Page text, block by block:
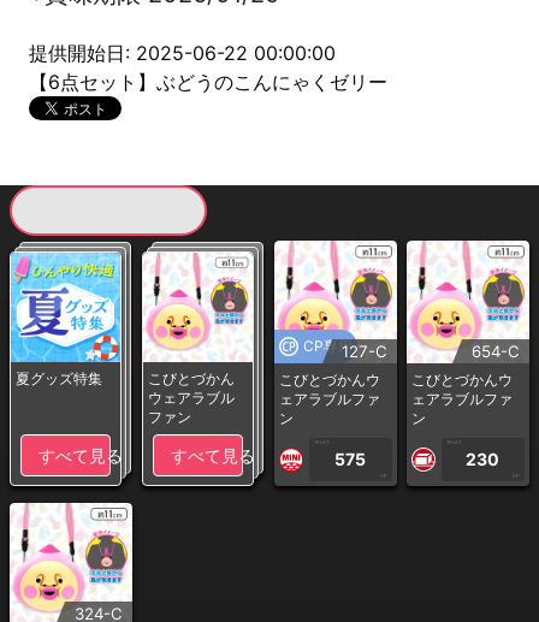
提供開始日: 2025-06-22 00:00:00
【6点セット】ぶどうのこんにゃくゼリー
夏グッズ特集
すべて見る
こびとづかん
ウェアラブル
ファン
すべて見る
CP専用127-C
こびとづかんウ
ェアラブルファ
ン
1PLAY
575
CP
654-C
こびとづかんウ
ェアラブルファ
ン
1PLAY
230
CP
324-C